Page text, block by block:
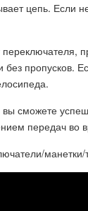
цепь. Если
без пропусков.
сможете
передач во